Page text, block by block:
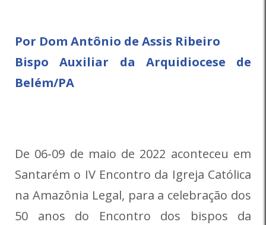
Por Dom Antônio de Assis Ribeiro
Bispo Auxiliar da Arquidiocese de
Belém/PA
De 06-09 de maio de 2022 aconteceu em
Santarém o IV Encontro da Igreja Católica
na Amazônia Legal, para a celebração dos
50 anos do Encontro dos bispos da